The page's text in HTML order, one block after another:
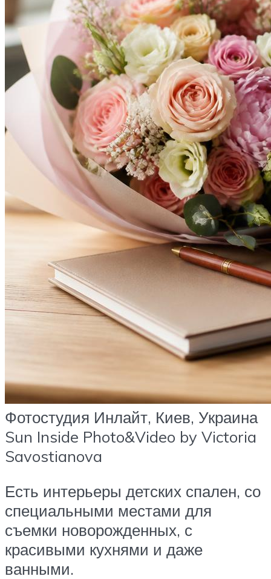
Фотостудия Инлайт, Киев, Украина
Sun Inside Photo&Video by Victoria
Savostianova
Есть интерьеры детских спален, со
специальными местами для
съемки новорожденных, с
красивыми кухнями и даже
ванными.